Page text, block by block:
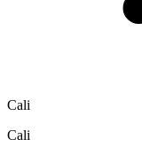
Cali
Cali